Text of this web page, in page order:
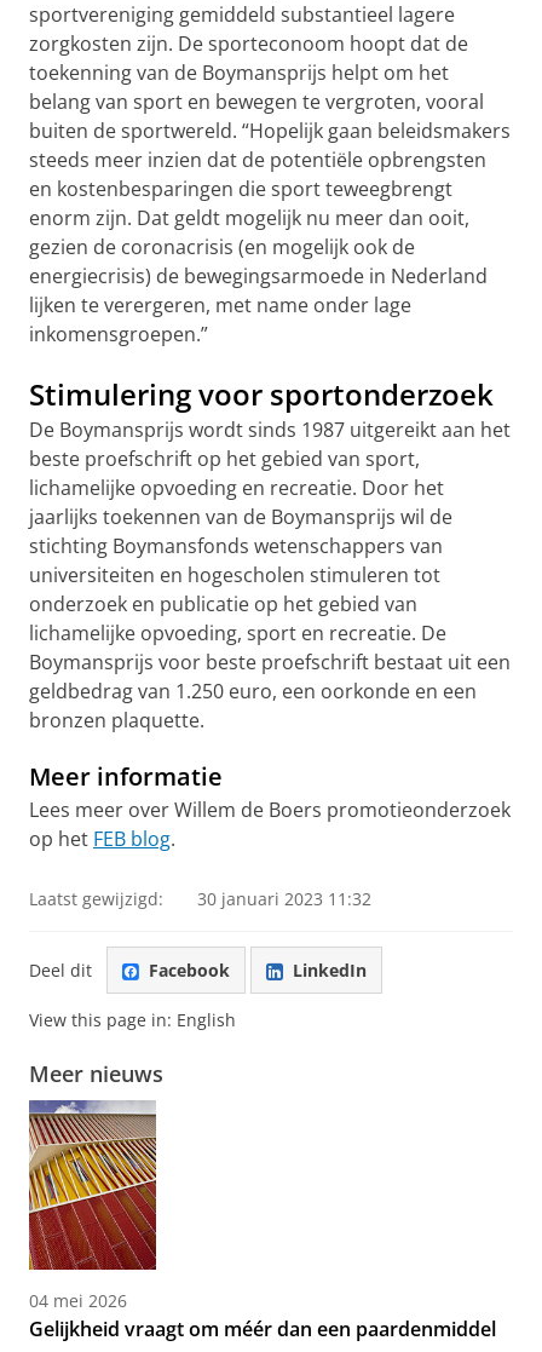
sportvereniging gemiddeld substantieel lagere
zorgkosten zijn. De sporteconoom hoopt dat de
toekenning van de Boymansprijs helpt om het
belang van sport en bewegen te vergroten, vooral
buiten de sportwereld. “Hopelijk gaan beleidsmakers
steeds meer inzien dat de potentiële opbrengsten
en kostenbesparingen die sport teweegbrengt
enorm zijn. Dat geldt mogelijk nu meer dan ooit,
gezien de coronacrisis (en mogelijk ook de
energiecrisis) de bewegingsarmoede in Nederland
lijken te verergeren, met name onder lage
inkomensgroepen.”
Stimulering voor sportonderzoek
De Boymansprijs wordt sinds 1987 uitgereikt aan het
beste proefschrift op het gebied van sport,
lichamelijke opvoeding en recreatie. Door het
jaarlijks toekennen van de Boymansprijs wil de
stichting Boymansfonds wetenschappers van
universiteiten en hogescholen stimuleren tot
onderzoek en publicatie op het gebied van
lichamelijke opvoeding, sport en recreatie. De
Boymansprijs voor beste proefschrift bestaat uit een
geldbedrag van 1.250 euro, een oorkonde en een
bronzen plaquette.
Meer informatie
Lees meer over Willem de Boers promotieonderzoek
op het FEB blog.
Laatst gewijzigd: 30 januari 2023 11:32
Deel dit Facebook LinkedIn
View this page in: English
Meer nieuws
04 mei 2026
Gelijkheid vraagt om méér dan een paardenmiddel